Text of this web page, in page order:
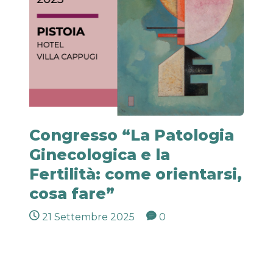
Congresso “La Patologia
Ginecologica e la
Fertilità: come orientarsi,
cosa fare”
21 Settembre 2025 0